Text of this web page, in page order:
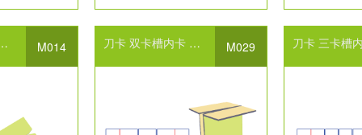
包装容器 展示架
M014 刀卡双卡槽内卡 内卡设计包装容器 展示架
M029 刀卡 三卡槽